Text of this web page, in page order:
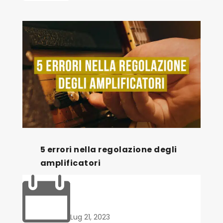
5 errori nella regolazione degli
amplificatori
Lug 21, 2023